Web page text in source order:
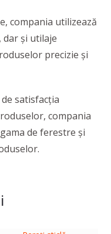
compania utilizează
și utilaje
precizie și
satisfacția
compania
de ferestre și